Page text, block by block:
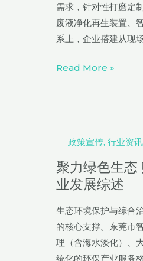
需求，针对性打磨定
废液净化再生装置、
系上，企业搭建从现
水
处
赛
经
济
高
质
量
发
展
Read More »
政策宣传, 行业资讯
聚力绿色生
业发展综述
生态环境保护与综合
的核心支撑。东莞市
理（含海水淡化）、
统化的环保产业服务
生
态
赋
莞